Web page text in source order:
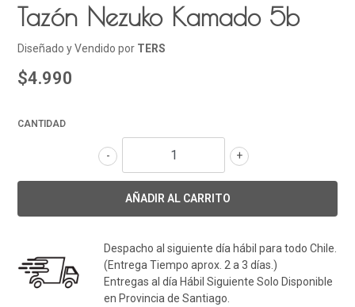
Tazón Nezuko Kamado 5b
Diseñado y Vendido por TERS
$4.990
CANTIDAD
+
-
Despacho al siguiente día hábil para todo Chile.
(Entrega Tiempo aprox. 2 a 3 días.)
Entregas al día Hábil Siguiente Solo Disponible
en Provincia de Santiago.